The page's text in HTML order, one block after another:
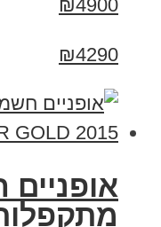
₪4900
₪4290